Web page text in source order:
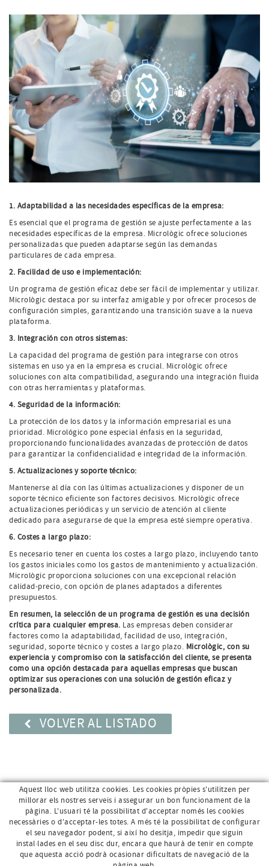
1. Adaptabilidad a las necesidades específicas de la empresa:
Es esencial que el programa de gestión se ajuste perfectamente a las
necesidades específicas de la empresa. Micrològic ofrece soluciones
personalizadas que pueden adaptarse según las demandas
particulares de cada empresa.
2. Facilidad de uso e implementación:
Un programa de gestión eficaz debe ser fácil de implementar y utilizar.
Micrològic destaca por su interfaz amigable y por ofrecer procesos de
configuración simples, garantizando una transición suave a la nueva
plataforma.
3. Integración con otros sistemas:
La capacidad del programa de gestión para integrarse con otros
sistemas en uso ya en la empresa es crucial. Micrològic ofrece
soluciones con alta compatibilidad, asegurando una integración fluida
con otras herramientas y plataformas.
4. Seguridad de la información:
La protección de los datos y la información empresarial es una
prioridad. Micrológico pone especial énfasis en la seguridad,
proporcionando funcionalidades avanzadas de protección de datos
para garantizar la confidencialidad e integridad de la información.
5. Actualizaciones y soporte técnico:
Mantenerse al día con las últimas actualizaciones y disponer de un
soporte técnico eficiente son factores decisivos. Micrològic ofrece
actualizaciones periódicas y un servicio de atención al cliente
dedicado para asegurarse de que la empresa esté siempre operativa.
6. Costes a largo plazo:
Es necesario tener en cuenta los costes a largo plazo, incluyendo tanto
los gastos iniciales como los gastos de mantenimiento y actualización.
Micrològic proporciona soluciones con una excepcional relación
calidad-precio, con opción de planes adaptados a diferentes
presupuestos.
En resumen, la selección de un programa de gestión es una decisión
crítica para cualquier empresa. Las empresas deben considerar
factores como la adaptabilidad, facilidad de uso, integración,
seguridad, soporte técnico y costes a largo plazo. Micrològic, con su
experiencia y compromiso con la satisfacción del cliente, se presenta
como una opción destacada para aquellas empresas que buscan
optimizar sus operaciones con una solución de gestión eficaz y
personalizada.
VOLVER AL LISTADO
Aquest lloc web utilitza cookies. Les cookies pròpies s'utilitzen per
millorar els nostres serveis i assegurar un bon funcionament de la
pàgina. L'usuari té la possibilitat d'acceptar només les cookies
necessàries o d'acceptar-les totes. A més té la possibilitat de configurar
el seu navegador podent, si així ho desitja, impedir que siguin
instal·lades en el seu disc dur, encara que haurà de tenir en compte
que aquesta acció podrà ocasionar dificultats de navegació de la